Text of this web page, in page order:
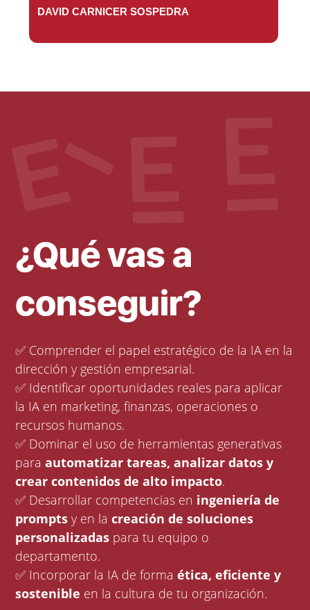
DAVID CARNICER SOSPEDRA
¿Qué vas a
conseguir?
✅ Comprender el papel estratégico de la IA en la
dirección y gestión empresarial.
✅ Identificar oportunidades reales para aplicar
la IA en marketing, finanzas, operaciones o
recursos humanos.
✅ Dominar el uso de herramientas generativas
paraautomatizar tareas, analizar datos y
crear contenidos de alto impacto.
✅ Desarrollar competencias en ingeniería de
prompts y en lacreación de soluciones
personalizadas para tu equipo o
departamento.
✅ Incorporar la IA de formaética, eficiente y
sostenible en la cultura de tu organización.